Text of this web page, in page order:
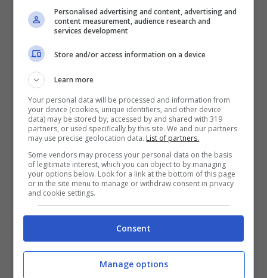
Sensi e Calhanoglu potrebbero non giocare più insieme
(Instagram) – stopandgoal.net
Sensi, addirittura tre gol nei 9 gettoni con l’Italia
– ultima apparizione da 12′ il 29 marzo 2022 nel
3-2 alla Turchia – in carriera ha sempre sofferto
a livello fisico. Nel 2021-2022 in nerazzurro, gli
Personalised advertising and content, advertising and
content measurement, audience research and
services development
Store and/or access information on a device
Learn more
Your personal data will be processed and information from
your device (cookies, unique identifiers, and other device
data) may be stored by, accessed by and shared with 319
partners, or used specifically by this site. We and our partners
may use precise geolocation data. List of partners.
Some vendors may process your personal data on the basis
of legitimate interest, which you can object to by managing
your options below. Look for a link at the bottom of this page
or in the site menu to manage or withdraw consent in privacy
and cookie settings.
Consent
Manage options